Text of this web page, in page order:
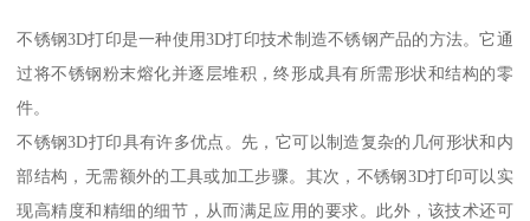
不锈钢3D打印是一种使用3D打印技术制造不锈钢产品的方法。它通
过将不锈钢粉末熔化并逐层堆积，终形成具有所需形状和结构的零
件。
不锈钢3D打印具有许多优点。先，它可以制造复杂的几何形状和内
部结构，无需额外的工具或加工步骤。其次，不锈钢3D打印可以实
现高精度和精细的细节，从而满足应用的要求。此外，该技术还可